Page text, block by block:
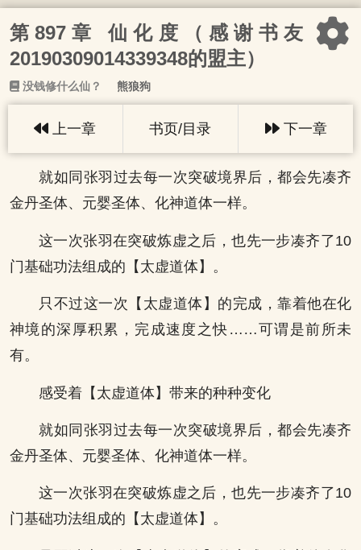
第897章 仙化度（感谢书友
20190309014339348的盟主）
没钱修什么仙？ 熊狼狗
上一章 书页/目录 下一章
就如同张羽过去每一次突破境界后，都会先凑齐
金丹圣体、元婴圣体、化神道体一样。
这一次张羽在突破炼虚之后，也先一步凑齐了10
门基础功法组成的【太虚道体】。
只不过这一次【太虚道体】的完成，靠着他在化
神境的深厚积累，完成速度之快……可谓是前所未
有。
感受着【太虚道体】带来的种种变化
就如同张羽过去每一次突破境界后，都会先凑齐
金丹圣体、元婴圣体、化神道体一样。
这一次张羽在突破炼虚之后，也先一步凑齐了10
门基础功法组成的【太虚道体】。